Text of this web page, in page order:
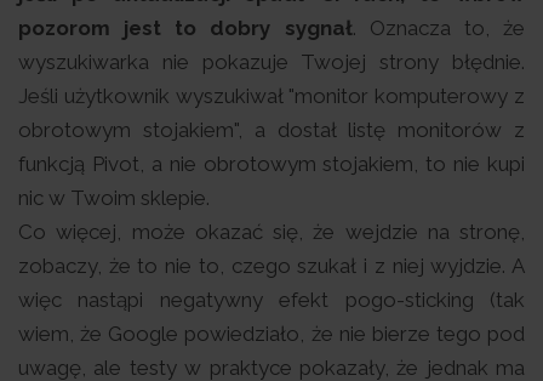
pozorom jest to dobry sygnał. Oznacza to, że
wyszukiwarka nie pokazuje Twojej strony błędnie.
Jeśli użytkownik wyszukiwał "monitor komputerowy z
obrotowym stojakiem", a dostał listę monitorów z
funkcją Pivot, a nie obrotowym stojakiem, to nie kupi
nic w Twoim sklepie.
Co więcej, może okazać się, że wejdzie na stronę,
zobaczy, że to nie to, czego szukał i z niej wyjdzie. A
więc nastąpi negatywny efekt pogo-sticking (tak
wiem, że Google powiedziało, że nie bierze tego pod
uwagę, ale testy w praktyce pokazały, że jednak ma